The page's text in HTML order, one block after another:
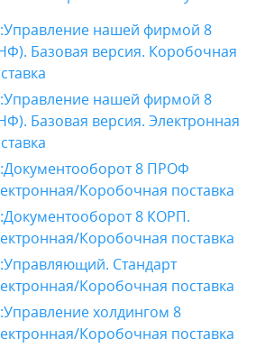
нашей фирмой 8
Базовая версия. Коробочная
нашей фирмой 8
Базовая версия. Электронная
8 ПРОФ
Коробочная поставка
8 КОРП.
Коробочная поставка
Стандарт
Коробочная поставка
холдингом 8
Коробочная поставка